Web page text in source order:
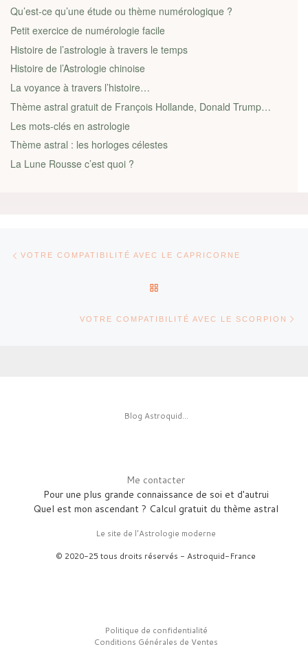
Qu’est-ce qu’une étude ou thème numérologique ?
Petit exercice de numérologie facile
Histoire de l’astrologie à travers le temps
Histoire de l’Astrologie chinoise
La voyance à travers l’histoire…
Thème astral gratuit de François Hollande, Donald Trump…
Les mots-clés en astrologie
Thème astral : les horloges célestes
La Lune Rousse c’est quoi ?
VOTRE COMPATIBILITÉ AVEC LE CAPRICORNE
VOTRE COMPATIBILITÉ AVEC LE SCORPION
Blog Astroquid...
Me contacter
Pour une plus grande connaissance de soi et d'autrui
Quel est mon ascendant ? Calcul gratuit du thème astral
Le site de l'Astrologie moderne
© 2020-25 tous droits réservés - Astroquid-France
Politique de confidentialité
Conditions Générales de Ventes